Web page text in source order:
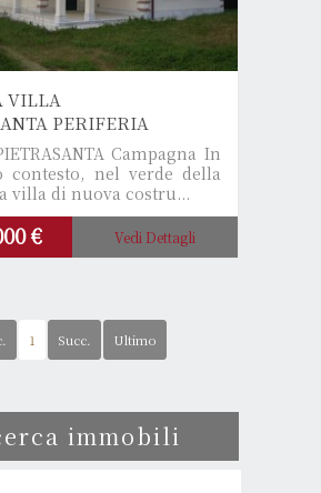
VILLA
PERIFERIA
Campagna In
contesto, nel verde della
villa di nuova costru...
€ Vedi Dettagli
1 Succ. Ultimo
immobili